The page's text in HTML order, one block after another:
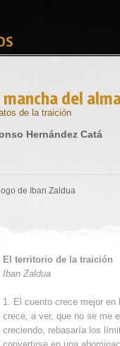
mancha del
de la traición
Hernández Catá
de Iban Zaldua
El territorio de la traición
Iban Zaldua
1. El cuento crece mejor
crece, a ver, que no se me
creciendo, rebasaría los